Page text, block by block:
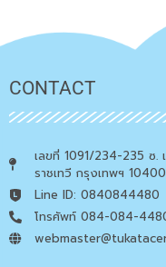
CONTACT
เลขที่ 1091/234-235 ซ.
ราชเทวี กรุงเทพฯ 10400
Line ID: 0840844480
โทรศัพท์ 084-084-